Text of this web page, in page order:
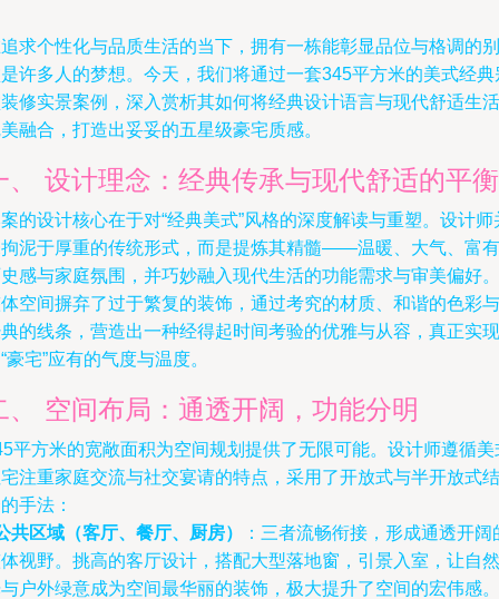
求个性化与品质生活的当下，拥有一栋能彰显品位与格调的别
许多人的梦想。今天，我们将通过一套345平方米的美式经典
修实景案例，深入赏析其如何将经典设计语言与现代舒适生活
融合，打造出妥妥的五星级豪宅质感。
、 设计理念：经典传承与现代舒适的平衡
的设计核心在于对“经典美式”风格的深度解读与重塑。设计师
泥于厚重的传统形式，而是提炼其精髓——温暖、大气、富有
感与家庭氛围，并巧妙融入现代生活的功能需求与审美偏好。
空间摒弃了过于繁复的装饰，通过考究的材质、和谐的色彩与
的线条，营造出一种经得起时间考验的优雅与从容，真正实现
豪宅”应有的气度与温度。
、 空间布局：通透开阔，功能分明
平方米的宽敞面积为空间规划提供了无限可能。设计师遵循美
注重家庭交流与社交宴请的特点，采用了开放式与半开放式结
手法：
共区域（客厅、餐厅、厨房）
：三者流畅衔接，形成通透开阔
视野。挑高的客厅设计，搭配大型落地窗，引景入室，让自然
户外绿意成为空间最华丽的装饰，极大提升了空间的宏伟感。